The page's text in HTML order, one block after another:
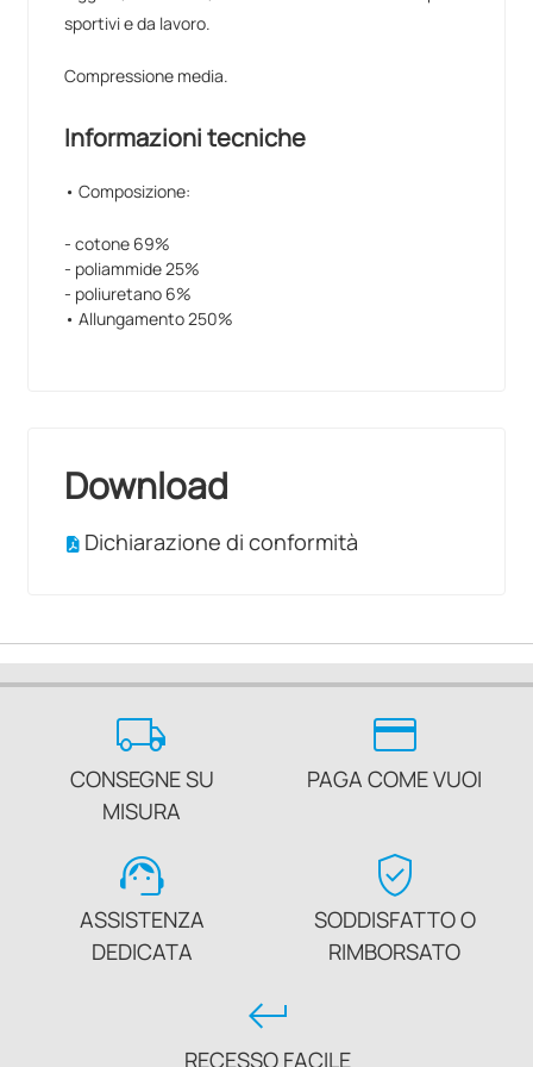
sportivi e da lavoro.
Compressione media.
Informazioni tecniche
• Composizione:
- cotone 69%
- poliammide 25%
- poliuretano 6%
• Allungamento 250%
Download
Dichiarazione di conformità
local_shipping
CONSEGNE SU
MISURA
credit_card
PAGA COME VUOI
support_agent
ASSISTENZA
DEDICATA
verified_user
SODDISFATTO O
RIMBORSATO
keyboard_return
RECESSO FACILE